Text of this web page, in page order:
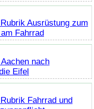
Ausrüstung zum
Fahrrad
nach
Eifel
Fahrrad und